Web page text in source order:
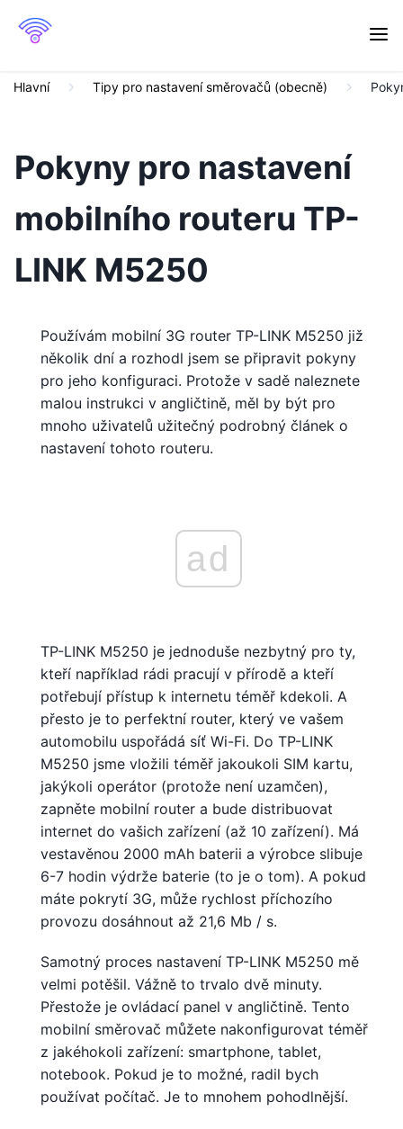
Hlavní Tipy pro nastavení směrovačů (obecně)
Pokyny pro nastavení
mobilního routeru TP-
LINK M5250
Používám mobilní 3G router TP-LINK M5250 již
několik dní a rozhodl jsem se připravit pokyny
pro jeho konfiguraci. Protože v sadě naleznete
malou instrukci v angličtině, měl by být pro
mnoho uživatelů užitečný podrobný článek o
nastavení tohoto routeru.
ad
TP-LINK M5250 je jednoduše nezbytný pro ty,
kteří například rádi pracují v přírodě a kteří
potřebují přístup k internetu téměř kdekoli. A
přesto je to perfektní router, který ve vašem
automobilu uspořádá síť Wi-Fi. Do TP-LINK
M5250 jsme vložili téměř jakoukoli SIM kartu,
jakýkoli operátor (protože není uzamčen),
zapněte mobilní router a bude distribuovat
internet do vašich zařízení (až 10 zařízení). Má
vestavěnou 2000 mAh baterii a výrobce slibuje
6-7 hodin výdrže baterie (to je o tom). A pokud
máte pokrytí 3G, může rychlost příchozího
provozu dosáhnout až 21,6 Mb / s.
Samotný proces nastavení TP-LINK M5250 mě
velmi potěšil. Vážně to trvalo dvě minuty.
Přestože je ovládací panel v angličtině. Tento
mobilní směrovač můžete nakonfigurovat téměř
z jakéhokoli zařízení: smartphone, tablet,
notebook. Pokud je to možné, radil bych
používat počítač. Je to mnohem pohodlnější.